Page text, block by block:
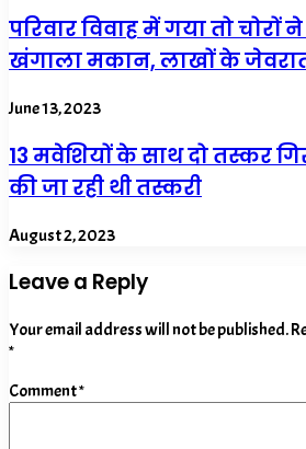
परिवार विवाह में गया तो चोरों
खंगाला मकान, लाखों के जेवरात
June 13, 2023
13 मवेशियों के साथ दो तस्कर
की जा रही थी तस्करी
August 2, 2023
Leave a Reply
Your email address will not be published.
*
Comment*